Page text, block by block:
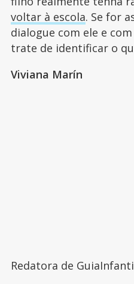
voltar à escola. Se for
dialogue com ele e
trate de identificar o
Viviana Marín
Redatora de